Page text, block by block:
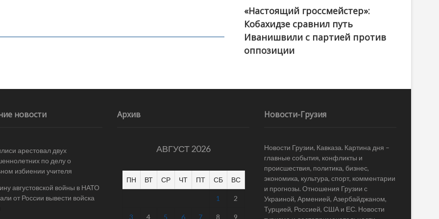
@ქართული ოცნება / Georgian Dream
«Настоящий гроссмейстер»:
Кобахидзе сравнил путь
Иванишвили с партией против
оппозиции
новости
арестовал двух
по делу о
избиении учителя
августовской войны в НАТО
от России вывести войска
Архив
АВГУСТ 2026
ПН ВТ СР ЧТ ПТ СБ ВС
1 2
3 4 5 6 7 8 9
Новости-Грузия
Новости Грузии, Кавказа. Картина дня –
главные события, конфликты и
происшествия, политика, бизнес,
экономика, культура, спорт, комментарии
и прогнозы. Отношения Грузии с
Украиной, Арменией, Азербайджаном,
Турцией, Россией, США и ЕС. Новости